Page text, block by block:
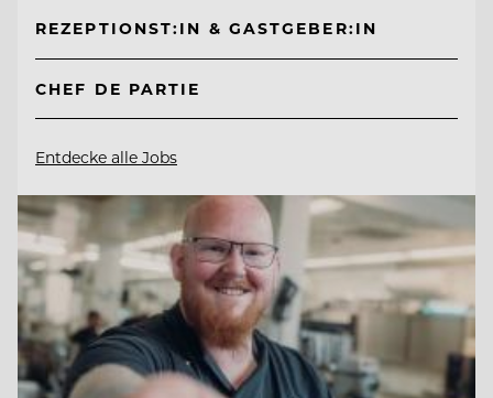
REZEPTIONST:IN & GASTGEBER:IN
CHEF DE PARTIE
Entdecke alle Jobs